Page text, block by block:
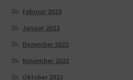
Februar 2023
Januar 2023
Dezember 2022
November 2022
Oktober 2022